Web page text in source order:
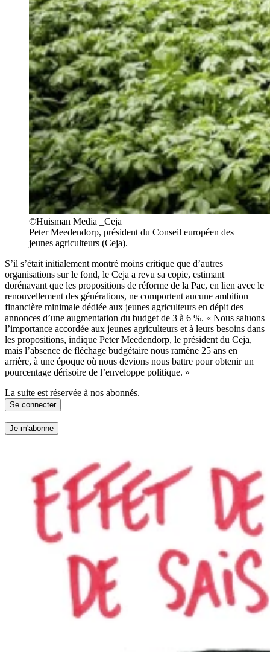
©Huisman Media _Ceja
Peter Meedendorp, président du Conseil européen des
jeunes agriculteurs (Ceja).
S’il s’était initialement montré moins critique que d’autres
organisations sur le fond, le Ceja a revu sa copie, estimant
dorénavant que les propositions de réforme de la Pac, en lien avec le
renouvellement des générations, ne comportent aucune ambition
financière minimale dédiée aux jeunes agriculteurs en dépit des
annonces d’une augmentation du budget de 3 à 6 %. « Nous saluons
l’importance accordée aux jeunes agriculteurs et à leurs besoins dans
les propositions, indique Peter Meedendorp, le président du Ceja,
mais l’absence de fléchage budgétaire nous ramène 25 ans en
arrière, à une époque où nous devions nous battre pour obtenir un
pourcentage dérisoire de l’enveloppe politique. »
La suite est réservée à nos abonnés.
Se connecter
Je m'abonne